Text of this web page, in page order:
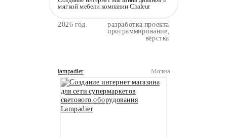
мягкой мебели компании Сhaleur
2026 год. разработка проекта
программирование,
вёрстка
lampadier Москва